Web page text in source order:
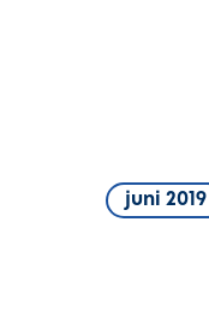
juni 2019